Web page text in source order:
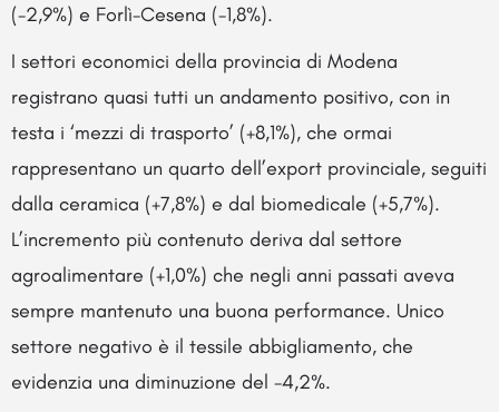
(-2,9%) e Forlì-Cesena (-1,8%).
I settori economici della provincia di Modena
registrano quasi tutti un andamento positivo, con in
testa i ‘mezzi di trasporto’ (+8,1%), che ormai
rappresentano un quarto dell’export provinciale, seguiti
dalla ceramica (+7,8%) e dal biomedicale (+5,7%).
L’incremento più contenuto deriva dal settore
agroalimentare (+1,0%) che negli anni passati aveva
sempre mantenuto una buona performance. Unico
settore negativo è il tessile abbigliamento, che
evidenzia una diminuzione del -4,2%.